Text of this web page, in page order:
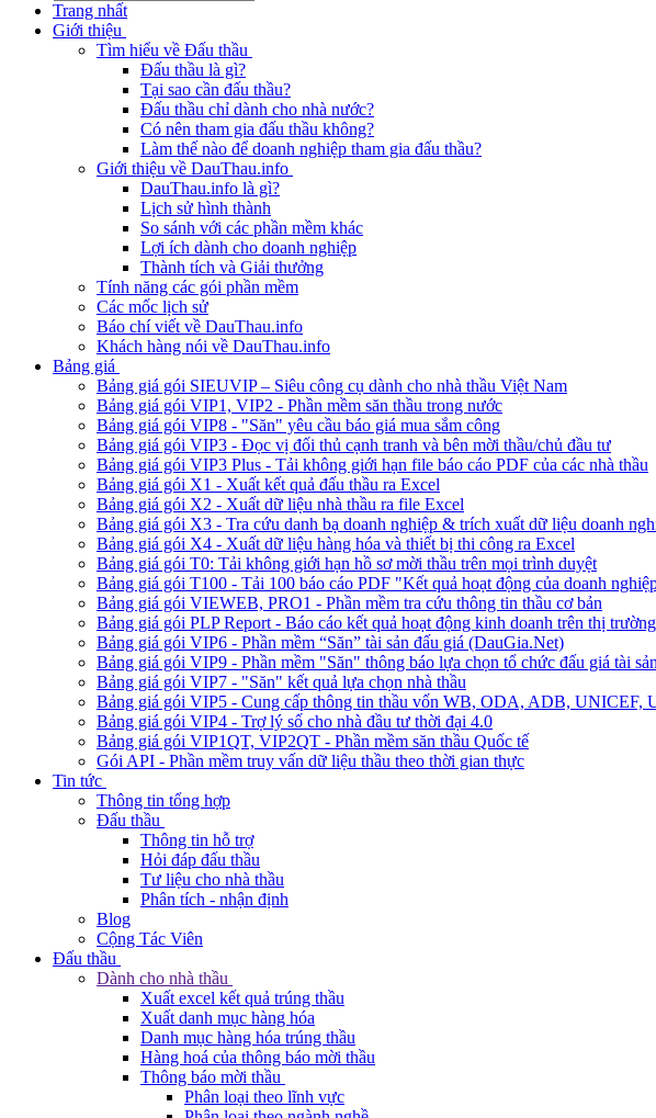
Trang nhất
Giới thiệu
Tìm hiểu về Đấu thầu
Đấu thầu là gì?
Tại sao cần đấu thầu?
Đấu thầu chỉ dành cho nhà nước?
Có nên tham gia đấu thầu không?
Làm thế nào để doanh nghiệp tham gia đấu thầu?
Giới thiệu về DauThau.info
DauThau.info là gì?
Lịch sử hình thành
So sánh với các phần mềm khác
Lợi ích dành cho doanh nghiệp
Thành tích và Giải thưởng
Tính năng các gói phần mềm
Các mốc lịch sử
Báo chí viết về DauThau.info
Khách hàng nói về DauThau.info
Bảng giá
Bảng giá gói SIEUVIP – Siêu công cụ dành cho nhà thầu Việt Nam
Bảng giá gói VIP1, VIP2 - Phần mềm săn thầu trong nước
Bảng giá gói VIP8 - "Săn" yêu cầu báo giá mua sắm công
Bảng giá gói VIP3 - Đọc vị đối thủ cạnh tranh và bên mời thầu/chủ đầu tư
Bảng giá gói VIP3 Plus - Tải không giới hạn file báo cáo PDF của các nhà thầu
Bảng giá gói X1 - Xuất kết quả đấu thầu ra Excel
Bảng giá gói X2 - Xuất dữ liệu nhà thầu ra file Excel
Bảng giá gói X3 - Tra cứu danh bạ doanh nghiệp & trích xuất dữ liệu doanh
Bảng giá gói X4 - Xuất dữ liệu hàng hóa và thiết bị thi công ra Excel
Bảng giá gói T0: Tải không giới hạn hồ sơ mời thầu trên mọi trình duyệt
Bảng giá gói T100 - Tải 100 báo cáo PDF "Kết quả hoạt động của doanh
Bảng giá gói VIEWEB, PRO1 - Phần mềm tra cứu thông tin thầu cơ bản
Bảng giá gói PLP Report - Báo cáo kết quả hoạt động kinh doanh trên thị
Bảng giá gói VIP6 - Phần mềm “Săn” tài sản đấu giá (DauGia.Net)
Bảng giá gói VIP9 - Phần mềm "Săn" thông báo lựa chọn tổ chức đấu giá tài
Bảng giá gói VIP7 - "Săn" kết quả lựa chọn nhà thầu
Bảng giá gói VIP5 - Cung cấp thông tin thầu vốn WB, ODA, ADB, UNICEF,
Bảng giá gói VIP4 - Trợ lý số cho nhà đầu tư thời đại 4.0
Bảng giá gói VIP1QT, VIP2QT - Phần mềm săn thầu Quốc tế
Gói API - Phần mềm truy vấn dữ liệu thầu theo thời gian thực
Tin tức
Thông tin tổng hợp
Đấu thầu
Thông tin hỗ trợ
Hỏi đáp đấu thầu
Tư liệu cho nhà thầu
Phân tích - nhận định
Blog
Cộng Tác Viên
Đấu thầu
Dành cho nhà thầu
Xuất excel kết quả trúng thầu
Xuất danh mục hàng hóa
Danh mục hàng hóa trúng thầu
Hàng hoá của thông báo mời thầu
Thông báo mời thầu
Phân loại theo lĩnh vực